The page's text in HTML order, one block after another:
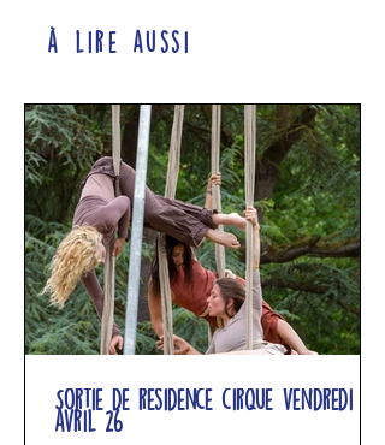
à lire aussi
Sortie de résidence cirque vendredi 24
avril 26